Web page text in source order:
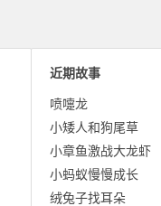
近期故事
喷嚏龙
小矮人和狗尾草
小章鱼激战大龙虾
小蚂蚁慢慢成长
绒兔子找耳朵